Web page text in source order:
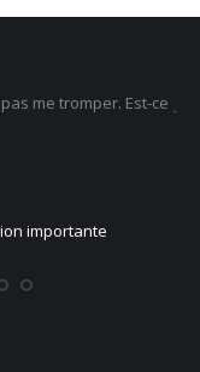
la vie : comment
voix personnelle